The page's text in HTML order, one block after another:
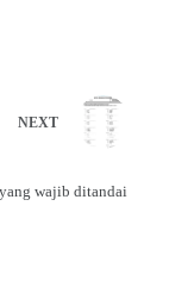
NEXT
wajib ditandai